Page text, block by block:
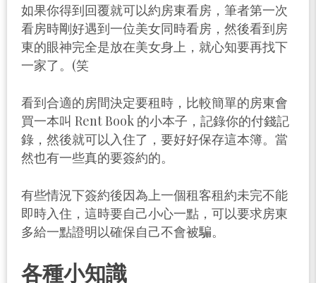
如果你得到回覆就可以約房東看房，筆者第一次
看房時剛好遇到一位美女同時看房，然後看到房
東的眼神完全是放在美女身上，就心知要再找下
一家了。(笑
看到合適的房間決定要租時，比較簡單的房東會
買一本叫 Rent Book 的小本子，記錄你的付錢記
錄，然後就可以入住了，要好好保存這本簿。當
然也有一些真的要簽約的。
有些情況下簽約後因為上一個租客租約未完不能
即時入住，這時要自己小心一點，可以要求房東
多給一點證明以確保自己不會被騙。
各種小知識